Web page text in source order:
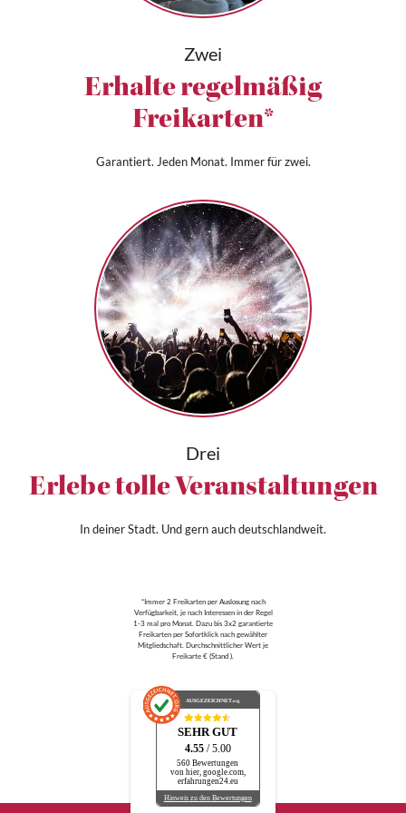
Zwei
Erhalte regelmäßig
Freikarten*
Garantiert. Jeden Monat. Immer für zwei.
Drei
Erlebe tolle Veranstaltungen
In deiner Stadt. Und gern auch deutschlandweit.
*Immer 2 Freikarten per Auslosung nach
Verfügbarkeit, je nach Interessen in der Regel
1-3 mal pro Monat. Dazu bis 3x2 garantierte
Freikarten per Sofortklick nach gewählter
Mitgliedschaft. Durchschnittlicher Wert je
Freikarte € (Stand ).
AUSGEZEICHNET.org
SEHR GUT
4.55 / 5.00
560 Bewertungen
von hier, google.com,
erfahrungen24.eu
Hinweis zu den Bewertungen